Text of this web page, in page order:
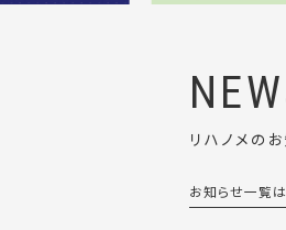
リハノメの
お知らせ一覧